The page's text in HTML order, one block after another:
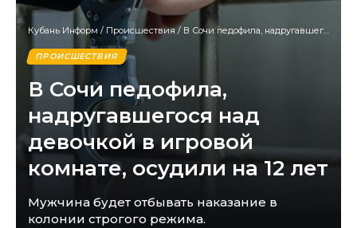
Кубань Информ / Происшествия/ В Сочи педофила, надругавшегося над девочкой в игровой комнате, осудили на 12 лет
ПРОИСШЕСТВИЯ
В Сочи педофила,
надругавшегося над
девочкой в игровой
комнате, осудили на 12 лет
Мужчина будет отбывать наказание в
колонии строгого режима.